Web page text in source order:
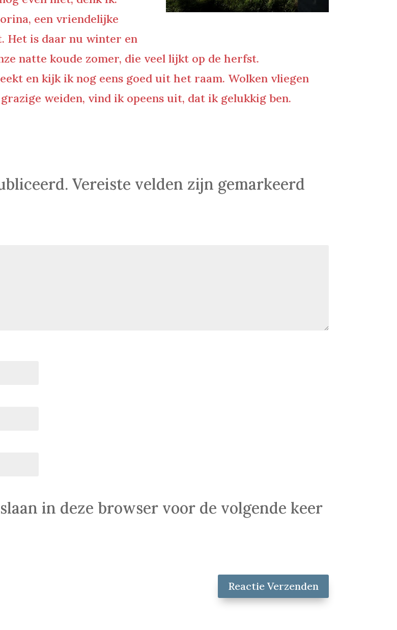
een vriendelijke
Het is daar nu winter en
natte koude zomer, die veel lijkt op de herfst.
en kijk ik nog eens goed uit het raam. Wolken vliegen
weiden, vind ik opeens uit, dat ik gelukkig ben.
Vereiste velden zijn gemarkeerd
in deze browser voor de volgende keer
Reactie Verzenden